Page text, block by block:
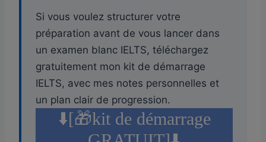
Si vous voulez structurer votre
préparation avant de vous lancer dans
un examen blanc IELTS, téléchargez
gratuitement mon kit de démarrage
IELTS, avec mes notes personnelles et
un plan clair de progression.